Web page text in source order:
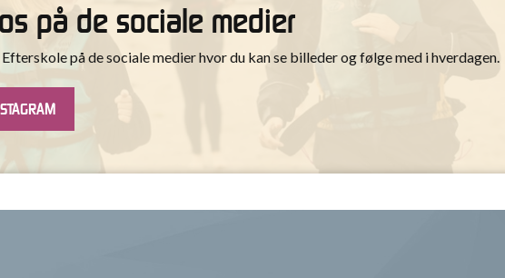
på de sociale medier
på de sociale medier hvor du kan se billeder og følge med i hverdagen.